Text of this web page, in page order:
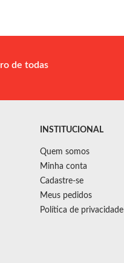
de todas
INSTITUCIONAL
Quem somos
Minha conta
Cadastre-se
Meus pedidos
Política de privacidade